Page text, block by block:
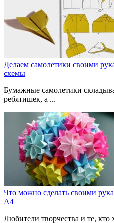
Делаем самолетики своими
схемы
Бумажные самолетики
ребятишек, а ...
Что можно сделать своими
А4
Любители творчества и те, кто